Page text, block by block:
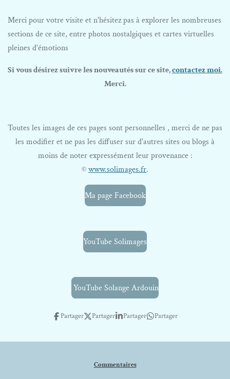
Merci pour votre visite et n'hésitez pas à explorer les nombreuses
sections de ce site, entre photos nostalgiques et cartes virtuelles
pleines d'émotions
Si vous désirez suivre les nouveautés sur ce site,contactez moi.
Merci.
Toutes les images de ces pages sont personnelles , merci de ne pas
les modifier et ne pas les diffuser sur d'autres sites ou blogs à
moins de noter expressément leur provenance :
©www.solimages.fr.
Ma page Facebook
YouTube Solimages
YouTube Solange Ardouin
Partager Partager Partager Partager
Commentaires